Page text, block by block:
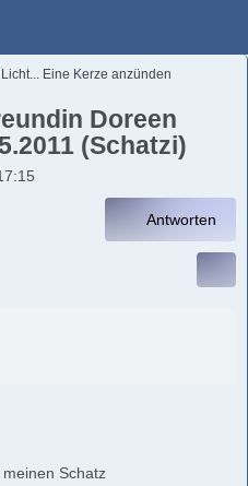
Eine Kerze anzünden
Doreen
(Schatzi)
Antworten
Schatz